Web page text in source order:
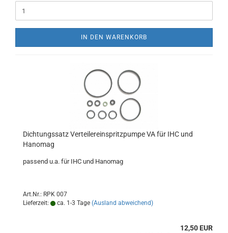
IN DEN WARENKORB
Dichtungssatz Verteilereinspritzpumpe VA für IHC und
Hanomag
passend u.a. für IHC und Hanomag
Art.Nr.: RPK 007
Lieferzeit:
ca. 1-3 Tage (Ausland abweichend)
12,50 EUR